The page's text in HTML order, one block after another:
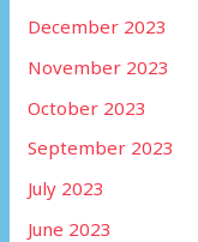
December 2023
November 2023
October 2023
September 2023
July 2023
June 2023